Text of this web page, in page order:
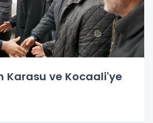
Karasu ve Kocaali'ye